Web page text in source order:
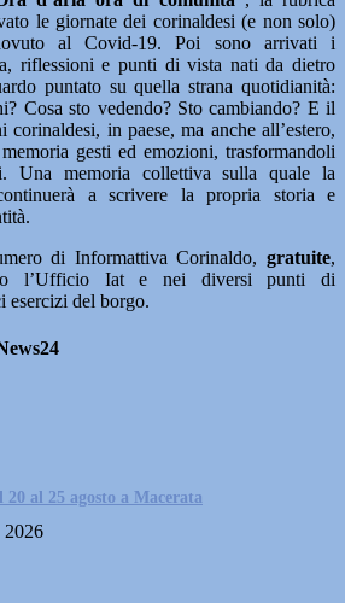
le giornate dei corinaldesi (e non solo)
al Covid-19. Poi sono arrivati i
riflessioni e punti di vista nati da dietro
puntato su quella strana quotidianità:
Cosa sto vedendo? Sto cambiando? E il
corinaldesi, in paese, ma anche all’estero,
gesti ed emozioni, trasformandoli
Una memoria collettiva sulla quale la
a scrivere la propria storia e
di Informattiva Corinaldo, gratuite,
l’Ufficio Iat e nei diversi punti di
esercizi del borgo.
al 25 agosto a Macerata
2026